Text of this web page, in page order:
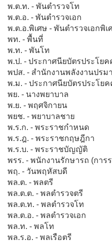
พ.ต.ท. - พันตำรวจโท
พ.ต.อ. - พันตำรวจเอก
พ.ต.อ.พิเศษ - พันตำรวจเอกพิเ
พท. - พื้นที่
พ.ท. - พันโท
พ.ป. - ประกาศนียบัตรประโยค
พปส. - สำนักงานพลังงานปร
พ.ม. - ประกาศนียบัตรประโย
พย. - นางพยาบาล
พ.ย. - พฤศจิกายน
พยช. - พยาบาลชาย
พ.ร.ก. - พระราชกำหนด
พ.ร.ฎ. - พระราชกฤษฎีกา
พ.ร.บ. - พระราชบัญญัติ
พรร. - พนักงานรักษารถ (การ
พฤ. - วันพฤหัสบดี
พล.ต. - พลตรี
พล.ต.ต. - พลตำรวจตรี
พล.ต.ท. - พลตำรวจโท
พล.ต.อ. - พลตำรวจเอก
พล.ท. - พลโท
พล.ร.อ. - พลเรือตรี